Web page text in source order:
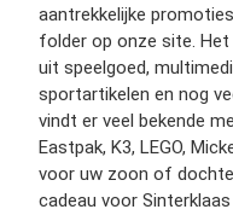
aantrekkelijke
folder op onze site.
uit speelgoed,
sportartikelen en nog
vindt er veel bekende
Eastpak, K3, LEGO,
voor uw zoon of
cadeau voor